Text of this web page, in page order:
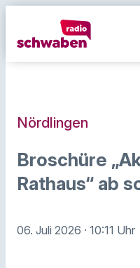
Nördlingen
Broschüre
Rathaus“ ab
06. Juli 2026 · 10:11 Uhr